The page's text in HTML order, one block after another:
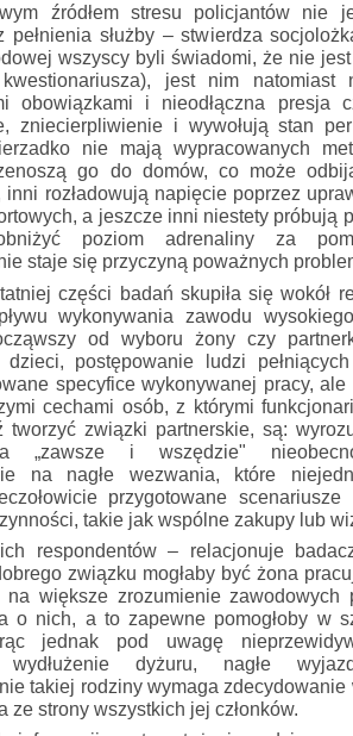
źródłem stresu policjantów nie
pełnienia służby – stwierdza
wszyscy byli świadomi, że nie jest
jest nim natomiast
obowiązkami i nieodłączna presja
zniecierpliwienie i wywołują stan
nie mają wypracowanych
go do domów, co może
inni rozładowują napięcie poprzez
a jeszcze inni niestety próbują
poziom adrenaliny za
staje się przyczyną poważnych
części badań skupiła się wokół
wykonywania zawodu
od wyboru żony czy
dzieci, postępowanie ludzi
specyfice wykonywanej pracy,
cechami osób, z którymi
tworzyć związki partnerskie, są:
„zawsze i wszędzie"
na nagłe wezwania, które
przygotowane
takie jak wspólne zakupy lub
respondentów – relacjonuje
związku mogłaby być żona
na większe zrozumienie zawodowych
o nich, a to zapewne pomogłoby w
jednak pod uwagę
wydłużenie dyżuru, nagłe
takiej rodziny wymaga
ze strony wszystkich jej członków.